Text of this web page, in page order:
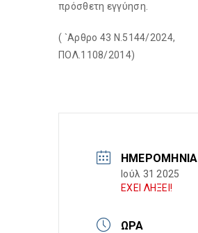
πρόσθετη εγγύηση.
( `Αρθρο 43 Ν.5144/2024,
ΠΟΛ.1108/2014)
ΗΜΕΡΟΜΗΝΊΑ
Ιούλ 31 2025
ΕΧΕΙ ΛΗΞΕΙ!
ΏΡΑ